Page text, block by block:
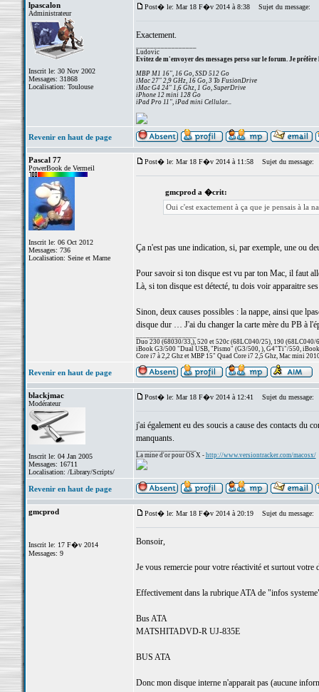
lpascalon
Administrateur
Inscrit le: 30 Nov 2002
Messages: 31868
Localisation: Toulouse
Post� le: Mar 18 F�v 2014 à 8:38 Sujet du message:
Exactement.
Ludovic
Evitez de m'envoyer des messages perso sur le forum. Je préfère
MBP M1 16", 16 Go, SSD 512 Go
iMac 27" 2,9 GHz, 16 Go, 3 To FusionDrive
iMac G4 24" 1,6 Ghz, 1 Go, SuperDrive
iPhone 12 mini 128 Go
iPad Pro 11", iPad mini Cellular...
Revenir en haut de page
Pascal 77
PowerBook de Vermeil
Inscrit le: 06 Oct 2012
Messages: 736
Localisation: Seine et Marne
Post� le: Mar 18 F�v 2014 à 11:58 Sujet du message:
gmcprod a �crit:
Oui c'est exactement à ça que je pensais à la
Ça n'est pas une indication, si, par exemple, une ou
Pour savoir si ton disque est vu par ton Mac, il faut
Là, si ton disque est détecté, tu dois voir apparaitre
Sinon, deux causes possibles : la nappe, ainsi que
disque dur … J'ai du changer la carte mère du PB à
Duo 230 (68030/33,), 520 et 520c (68LC040/25), 190 (68LC040/
iBook G3/500 "Dual USB, "Pismo" (G3/500, ), G4"Ti"/550,
Core i7 à 2,2 Ghz et MBP 15" Quad Core i7 2,5 Ghz, Mac mini
Revenir en haut de page
blackjmac
Modérateur
Inscrit le: 04 Jan 2005
Messages: 16711
Localisation: /Library/Scripts/
Post� le: Mar 18 F�v 2014 à 12:41 Sujet du message:
j'ai également eu des soucis a cause des contacts du
manquants.
La mine d'or pour OS X - http://www.versiontracker.com/macosx/
Revenir en haut de page
gmcprod
Inscrit le: 17 F�v 2014
Messages: 9
Post� le: Mar 18 F�v 2014 à 20:19 Sujet du message:
Bonsoir,
Je vous remercie pour votre réactivité et surtout
Effectivement dans la rubrique ATA de "infos
Bus ATA
MATSHITADVD-R UJ-835E
BUS ATA
Donc mon disque interne n'apparait pas (aucune